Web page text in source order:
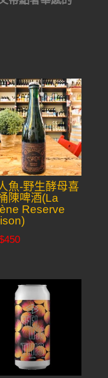
魚-野生酵母喜
陳啤酒(La
Reserve
450